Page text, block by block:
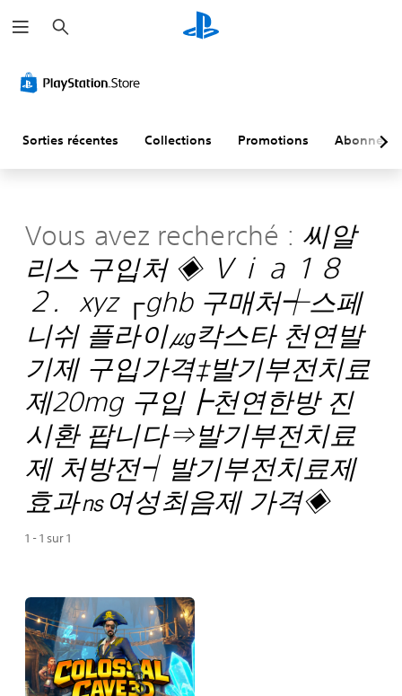
e
c
r
c
r
Sorties récentes Collections Promotions
Vous avez recherché : 씨알
리스 구입처 ◈ Ｖｉａ１８
２．xyz ┌ghb 구매처┽스페
니쉬 플라이㎍칵스타 천연발
기제 구입가격‡발기부전치료
제20mg 구입┣천연한방 진
시환 팝니다⇒발기부전치료
제 처방전┥발기부전치료제
효과㎱여성최음제 가격◈
1 - 1 sur 1